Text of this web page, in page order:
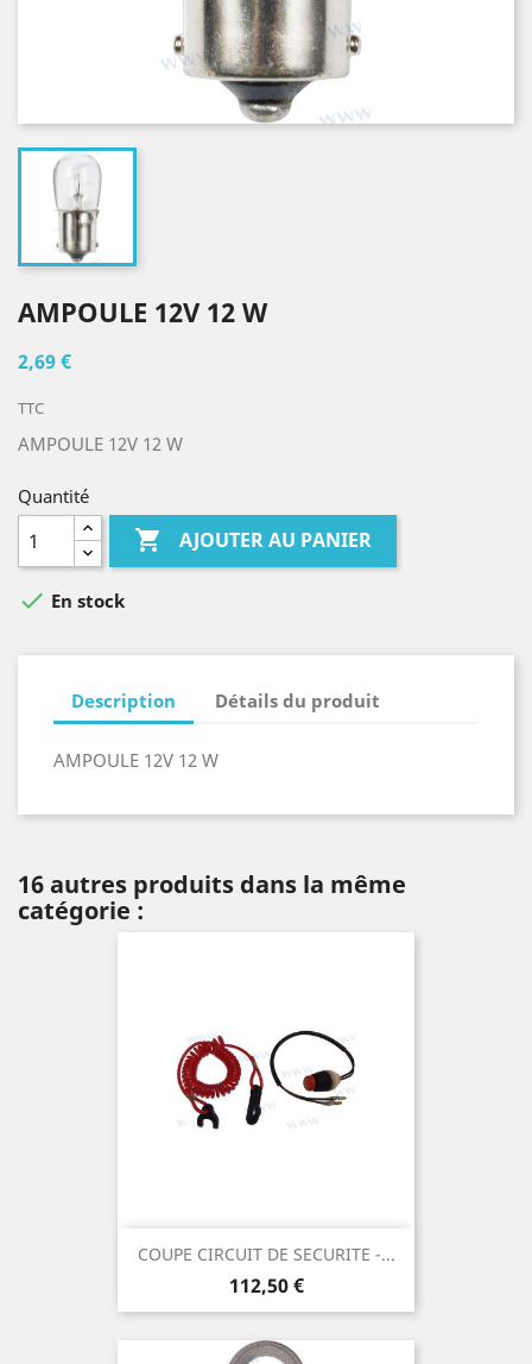
AMPOULE 12V 12 W
2,69 €
TTC
AMPOULE 12V 12 W
Quantité
 AJOUTER AU PANIER
 En stock
Description Détails du produit
AMPOULE 12V 12 W
16 autres produits dans la même
catégorie :
COUPE CIRCUIT DE SECURITE -...
Prix
112,50 €